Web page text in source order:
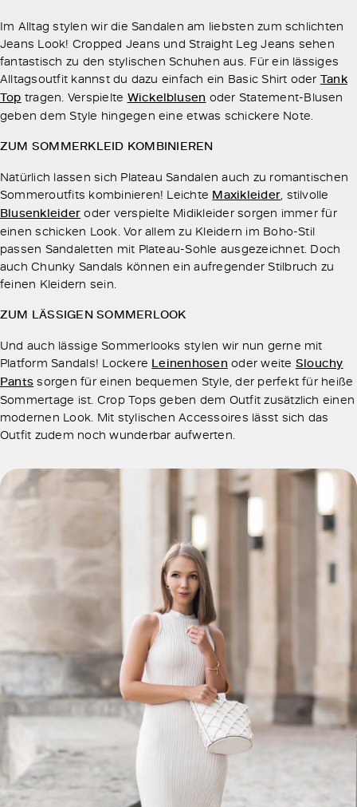
Im Alltag stylen wir die Sandalen am liebsten zum schlichten
Jeans Look! Cropped Jeans und Straight Leg Jeans sehen
fantastisch zu den stylischen Schuhen aus. Für ein lässiges
Alltagsoutfit kannst du dazu einfach ein Basic Shirt oder Tank
Top tragen. Verspielte Wickelblusen oder Statement-Blusen
geben dem Style hingegen eine etwas schickere Note.
ZUM SOMMERKLEID KOMBINIEREN
Natürlich lassen sich Plateau Sandalen auch zu romantischen
Sommeroutfits kombinieren! Leichte Maxikleider, stilvolle
Blusenkleider oder verspielte Midikleider sorgen immer für
einen schicken Look. Vor allem zu Kleidern im Boho-Stil
passen Sandaletten mit Plateau-Sohle ausgezeichnet. Doch
auch Chunky Sandals können ein aufregender Stilbruch zu
feinen Kleidern sein.
ZUM LÄSSIGEN SOMMERLOOK
Und auch lässige Sommerlooks stylen wir nun gerne mit
Platform Sandals! Lockere Leinenhosen oder weite Slouchy
Pants sorgen für einen bequemen Style, der perfekt für heiße
Sommertage ist. Crop Tops geben dem Outfit zusätzlich einen
modernen Look. Mit stylischen Accessoires lässt sich das
Outfit zudem noch wunderbar aufwerten.